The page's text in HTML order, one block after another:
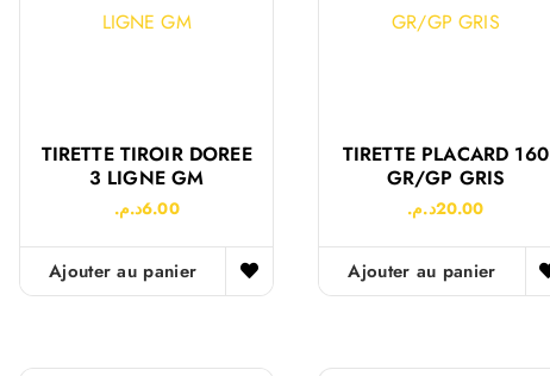
TIRETTE TIROIR DOREE
3 LIGNE GM
6.00د.م.
Ajouter au panier
TIRETTE PLACARD 160
GR/GP GRIS
20.00د.م.
Ajouter au panier